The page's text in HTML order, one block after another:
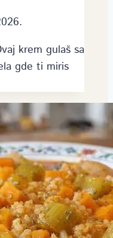
krem gulaš sa
gde ti miris